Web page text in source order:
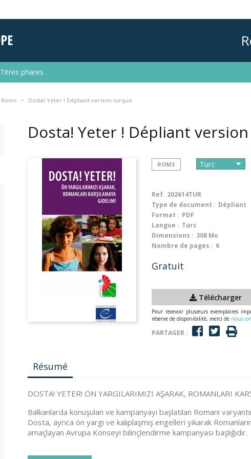
Titres phares
Roms Dosta! Yeter ! Dépliant version turque
Dosta! Yeter ! Dépliant
ROMS
Ref. 202614TUR
Type de document : Dépliant
Format : PDF
Langue : Turc
Dimensions : 308 Mo
Nombre de pages : 6
Gratuit
Télécharger
Pour recevoir plusieurs exemplaires
réserve de disponibilité, merci de nous
PARTAGER :
Résumé
DOSTA! YETER! ÖN YARGILARIMIZI AŞARAK, ROMANLARI
Balkanlarda konuşulan ve kampanyayı başlatılan Romani
Dosta, ayrıca ön yargı ve kalıplaşmış engelleri yıkarak
amaçlayan Avrupa Konseyi bilinçlendirme kampanyası başlığıdır.